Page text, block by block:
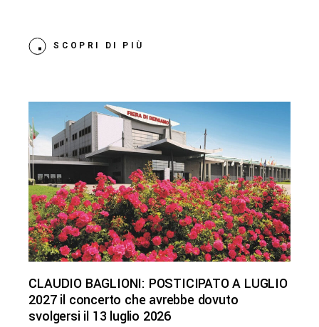
SCOPRI DI PIÙ
CLAUDIO BAGLIONI: POSTICIPATO A LUGLIO
2027 il concerto che avrebbe dovuto
svolgersi il 13 luglio 2026